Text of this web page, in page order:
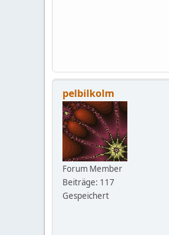
pelbilkolm
Forum Member
Beiträge: 117
Gespeichert